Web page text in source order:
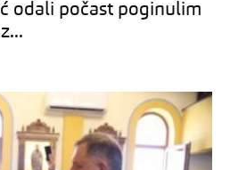
odali počast poginulim